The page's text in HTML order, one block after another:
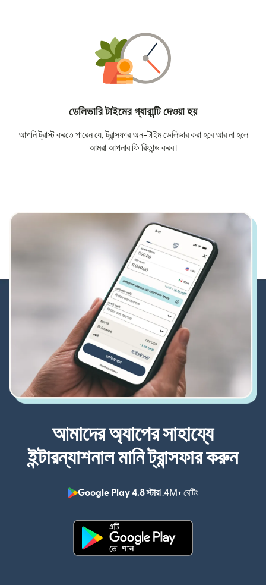
ডেলিভারি টাইমের গ্যারান্টি দেওয়া হয়
আপনি ট্রাস্ট করতে পারেন যে, ট্রান্সফার অন-টাইম ডেলিভার করা হবে আর না হলে
আমরা আপনার ফি রিফান্ড করব।
আমাদের অ্যাপের সাহায্যে
ইন্টারন্যাশনাল মানি ট্রান্সফার করুন
Google Play 4.8 স্টার1.4M+ রেটিং
(নতুন উইন্ডোতে খুলবে)